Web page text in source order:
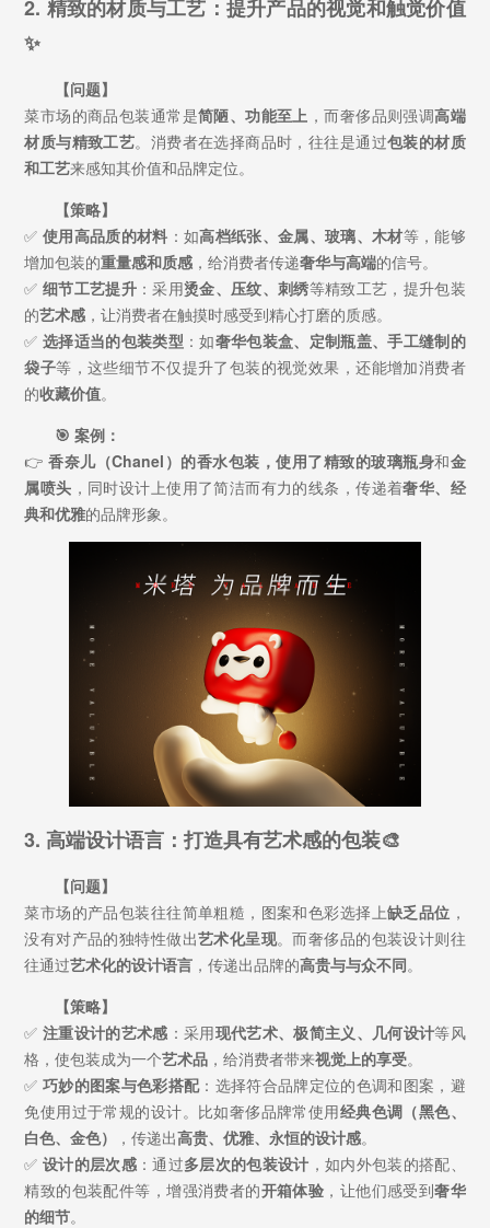
2. 精致的材质与工艺：提升产品的视觉和触觉价值
✨
【问题】
菜市场的商品包装通常是简陋、功能至上 ，而奢侈品则强调高端
材质与精致工艺。消费者在选择商品时，往往是通过包装的材质
和工艺来感知其价值和品牌定位。
【策略】
✅使用高品质的材料 ：如高档纸张、金属、玻璃、木材等，能够
增加包装的重量感和质感 ，给消费者传递奢华与高端的信号。
✅细节工艺提升 ：采用烫金、压纹、刺绣等精致工艺，提升包装
的艺术感 ，让消费者在触摸时感受到精心打磨的质感。
✅选择适当的包装类型 ：如奢华包装盒、定制瓶盖、手工缝制的
袋子等，这些细节不仅提升了包装的视觉效果，还能增加消费者
的收藏价值。
🎯 案例：
👉香奈儿（Chanel） 的香水包装，使用了精致的玻璃瓶身和金
属喷头 ，同时设计上使用了简洁而有力的线条，传递着奢华、经
典和优雅的品牌形象。
3. 高端设计语言：打造具有艺术感的包装🎨
【问题】
菜市场的产品包装往往简单粗糙，图案和色彩选择上缺乏品位 ，
没有对产品的独特性做出艺术化呈现。而奢侈品的包装设计则往
往通过艺术化的设计语言 ，传递出品牌的高贵与与众不同。
【策略】
✅注重设计的艺术感 ：采用现代艺术、极简主义、几何设计等风
格，使包装成为一个艺术品 ，给消费者带来视觉上的享受。
✅巧妙的图案与色彩搭配：选择符合品牌定位的色调和图案，避
免使用过于常规的设计。比如奢侈品牌常使用经典色调（黑色、
白色、金色）
，传递出高贵、优雅、永恒的设计感。
✅设计的层次感 ：通过多层次的包装设计 ，如内外包装的搭配、
精致的包装配件等，增强消费者的开箱体验 ，让他们感受到奢华
的细节。